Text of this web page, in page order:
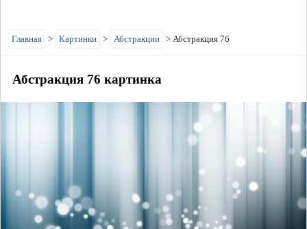
Главная > Картинки > Абстракции > Абстракция 76
Абстракция 76 картинка